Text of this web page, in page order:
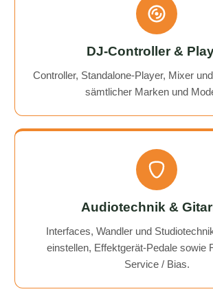
DJ-Controller &
Controller, Standalone-Player, Mixer
sämtlicher Marken und
Audiotechnik &
Interfaces, Wandler und
einstellen, Effektgerät-Pedale sowie
Service / Bias.